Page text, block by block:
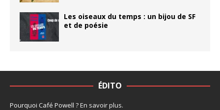
Les oiseaux du temps : un bijou de SF
et de poésie
ÉDITO
Pourquoi Café Powell ?En savoir plus.